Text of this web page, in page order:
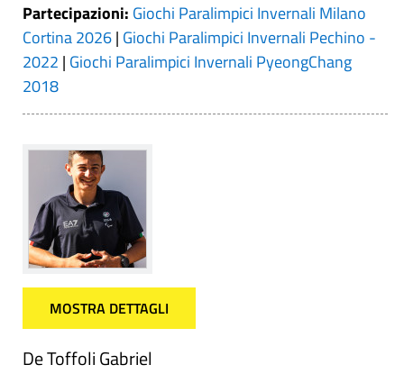
Partecipazioni: Giochi Paralimpici Invernali Milano
Cortina 2026| Giochi Paralimpici Invernali Pechino -
2022 | Giochi Paralimpici Invernali PyeongChang
2018
MOSTRA DETTAGLI
De Toffoli Gabriel